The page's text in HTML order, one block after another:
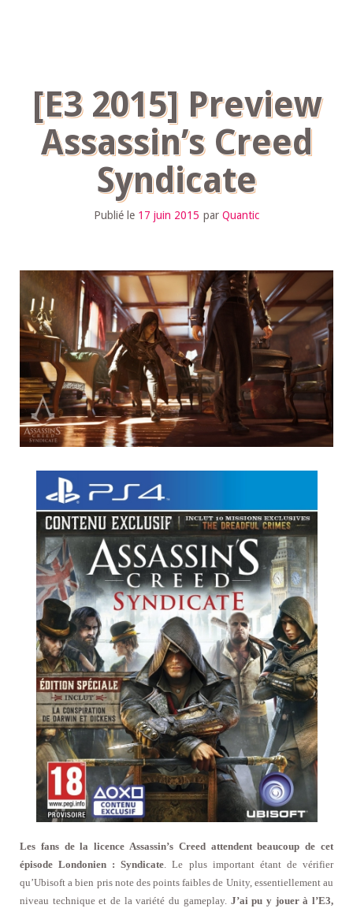
[E3 2015] Preview
Assassin’s Creed
Syndicate
Publié le 17 juin 2015 par Quantic
Les fans de la licence Assassin’s Creed attendent beaucoup de cet
épisode Londonien : Syndicate. Le plus important étant de vérifier
qu’Ubisoft a bien pris note des points faibles de Unity, essentiellement au
niveau technique et de la variété du gameplay. J’ai pu y jouer à l’E3,